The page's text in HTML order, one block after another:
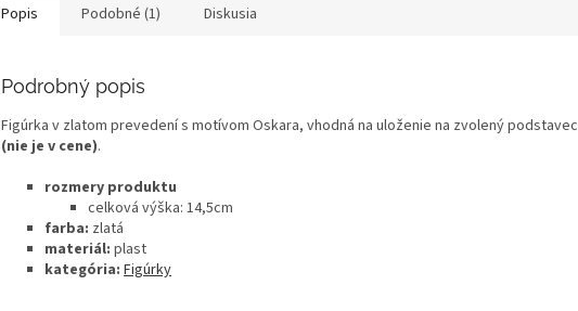
Popis Podobné (1) Diskusia
Podrobný popis
Figúrka v zlatom prevedení s motívom Oskara, vhodná na uloženie na zvolený podstavec
(nie je v cene).
rozmery produktu
celková výška: 14,5cm
farba: zlatá
materiál: plast
kategória: Figúrky